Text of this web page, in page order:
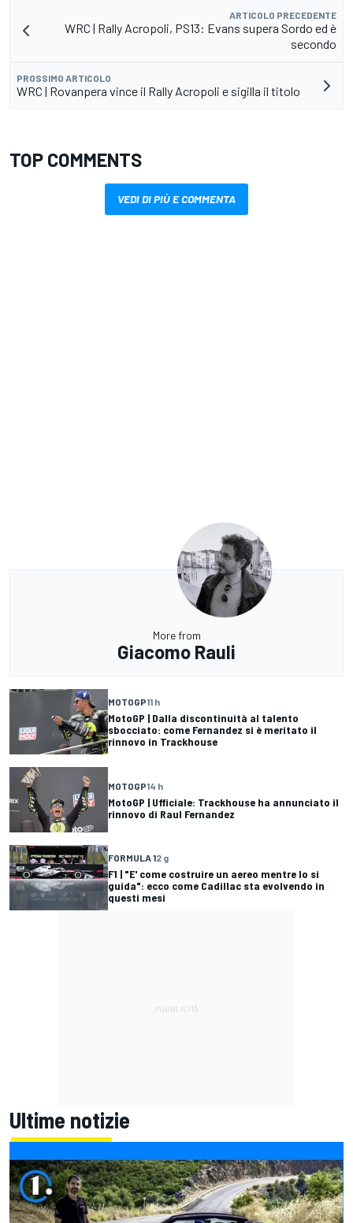
ARTICOLO PRECEDENTE
WRC | Rally Acropoli, PS13: Evans supera Sordo ed è
secondo
PROSSIMO ARTICOLO
WRC | Rovanpera vince il Rally Acropoli e sigilla il titolo
TOP COMMENTS
VEDI DI PIÙ E COMMENTA
More from
Giacomo Rauli
MOTOGP11 h
MotoGP | Dalla discontinuità al talento
sbocciato: come Fernandez si è meritato il
rinnovo in Trackhouse
MOTOGP14 h
MotoGP | Ufficiale: Trackhouse ha annunciato il
rinnovo di Raul Fernandez
FORMULA 12 g
F1 | "E' come costruire un aereo mentre lo si
guida": ecco come Cadillac sta evolvendo in
questi mesi
Ultime notizie